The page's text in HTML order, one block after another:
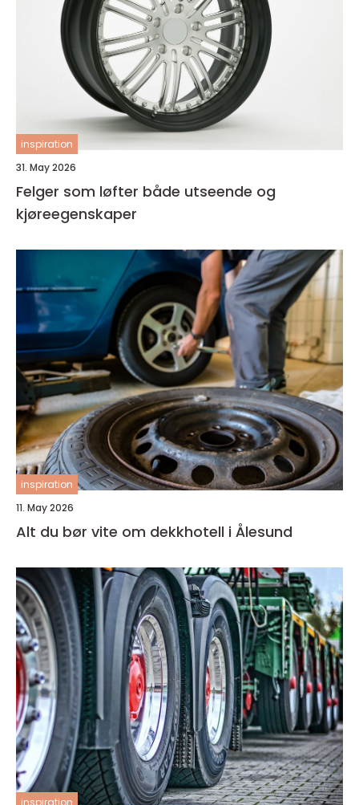
inspiration
31. May 2026
Felger som løfter både utseende og
kjøreegenskaper
inspiration
11. May 2026
Alt du bør vite om dekkhotell i Ålesund